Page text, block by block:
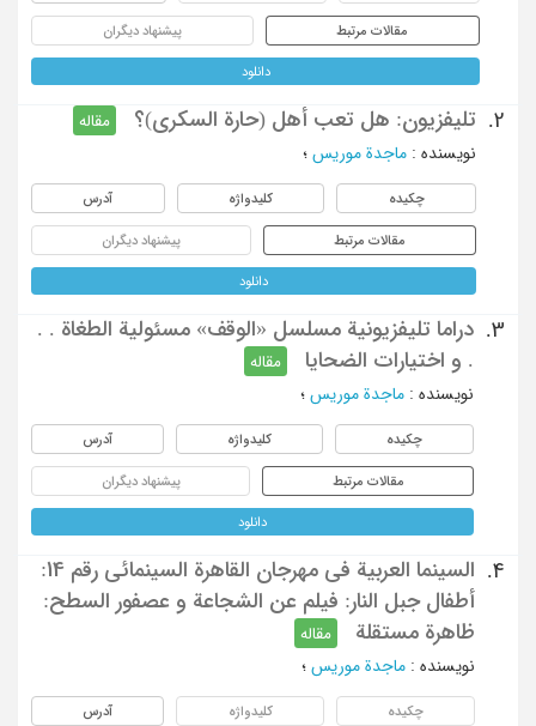
مقالات مرتبط پیشنهاد دیگران
دانلود
2. تلیفزیون: هل تعب أهل (حارة السکری)؟
مقاله
نویسنده : ماجدة موریس ؛
چکیده کلیدواژه آدرس
مقالات مرتبط پیشنهاد دیگران
دانلود
3.
دراما تلیفزیونیة مسلسل «الوقف» مسئولیة الطغاة . .
. و اختیارات الضحایا
مقاله
نویسنده : ماجدة موریس ؛
چکیده کلیدواژه آدرس
مقالات مرتبط پیشنهاد دیگران
دانلود
4.
السینما العربیة فی مهرجان القاهرة السینمائی رقم 14:
أطفال جبل النار: فیلم عن الشجاعة و عصفور السطح:
ظاهرة مستقلة
مقاله
نویسنده : ماجدة موریس ؛
چکیده کلیدواژه آدرس